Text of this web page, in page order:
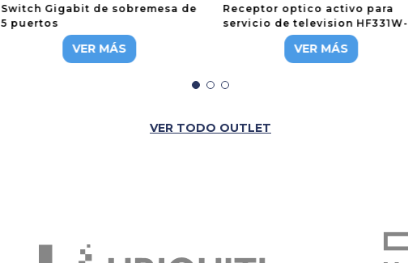
Switch Gigabit de sobremesa de
5 puertos
VER MÁS
Receptor optico activo para
servicio de television HF331W-
VER MÁS
VER TODO OUTLET